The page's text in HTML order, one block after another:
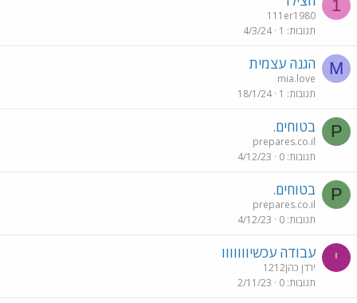
1
111er1980
תגובות 1
4/3/24
M הגנה עצמית
mia.love
תגובות 1
18/1/24
P בטוחים.
prepares.co.il
תגובות 0
4/12/23
P בטוחים.
prepares.co.il
תגובות 0
4/12/23
י עבודה עכשיווווווו
ירדן כהן1212
תגובות 0
2/11/23